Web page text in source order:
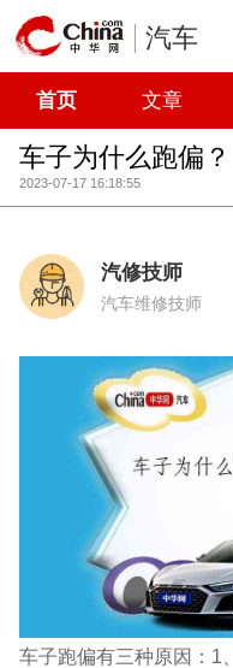
汽车
首页 文章
车子为什么跑偏？
2023-07-17 16:18:55
汽修技师
汽车维修技师
车子跑偏有三种原因：1